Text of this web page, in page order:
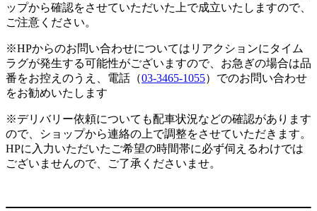
ップから確認をさせていただいた上で成立いたしますので、
ご注意ください。
※HPからのお問い合わせについてはリアクションにタイム
ラグが発生する可能性がございますので、お急ぎの場合は品
番をお控えのうえ、電話（03-3465-1055）でのお問い合わせ
をお勧めいたします
※デリバリー依頼についても配車状況などの確認があります
ので、ショップから連絡の上で調整をさせていただきます。
HPに入力いただいたご希望の時間帯に必ず伺えるわけでは
ございませんので、ご了承くださいませ。